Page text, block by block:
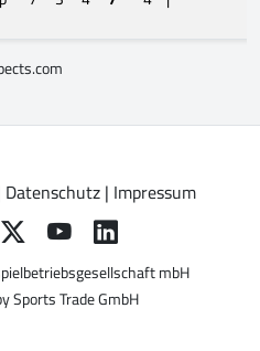
Datenschutz| Impressum
mbH
Sports Trade GmbH